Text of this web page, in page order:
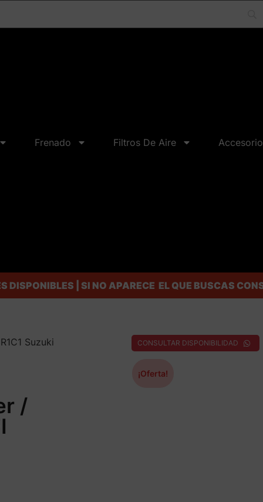
Frenado Filtros De Aire
DISPONIBLES | SI NO APARECE EL QUE BUSCAS
Suzuki
/
CONSULTAR DISPONIBILIDAD
¡Oferta!